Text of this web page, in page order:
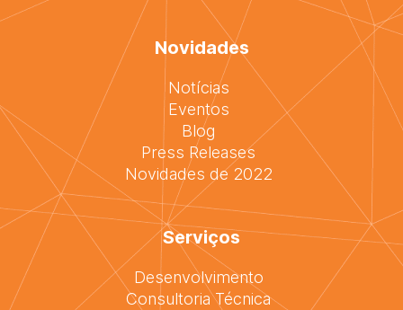
Novidades
Notícias
Eventos
Blog
Press Releases
Novidades de 2022
Serviços
Desenvolvimento
Consultoria Técnica